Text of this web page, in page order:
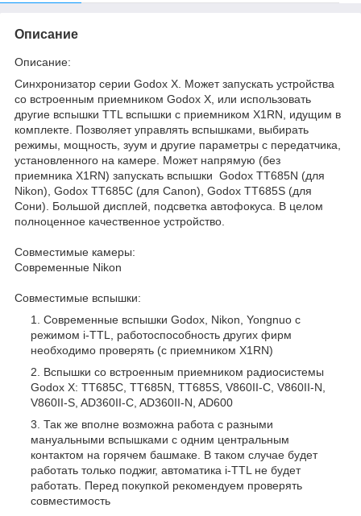
Описание
Описание:
Синхронизатор серии Godox X. Может запускать устройства
со встроенным приемником Godox X, или использовать
другие вспышки TTL вспышки с приемником X1RN, идущим в
комплекте. Позволяет управлять вспышками, выбирать
режимы, мощность, зуум и другие параметры с передатчика,
установленного на камере. Может напрямую (без
приемника X1RN) запускать вспышки Godox TT685N (для
Nikon), Godox TT685C (для Canon), Godox TT685S (для
Сони). Большой дисплей, подсветка автофокуса. В целом
полноценное качественное устройство.
Совместимые камеры:
Современные Nikon
Совместимые вспышки:
Современные вспышки Godox, Nikon, Yongnuo с
режимом i-TTL, работоспособность других фирм
необходимо проверять (с приемником X1RN)
Вспышки со встроенным приемником радиосистемы
Godox X: TT685C, TT685N, TT685S, V860II-C, V860II-N,
V860II-S, AD360II-C, AD360II-N, AD600
Так же вполне возможна работа с разными
мануальными вспышками с одним центральным
контактом на горячем башмаке. В таком случае будет
работать только поджиг, автоматика i-TTL не будет
работать. Перед покупкой рекомендуем проверять
совместимость